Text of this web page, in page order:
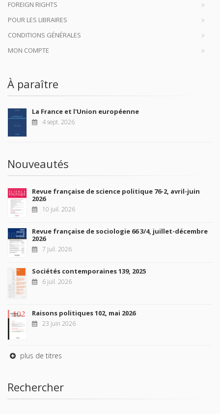
FOREIGN RIGHTS
POUR LES LIBRAIRES
CONDITIONS GÉNÉRALES
MON COMPTE
À paraître
La France et l'Union européenne
4 sept. 2026
Nouveautés
Revue française de science politique 76-2, avril-juin
2026
10 juil. 2026
Revue française de sociologie 66 3/4, juillet-décembre
2026
7 juil. 2026
Sociétés contemporaines 139, 2025
6 juil. 2026
Raisons politiques 102, mai 2026
23 juin 2026
plus de titres
Rechercher